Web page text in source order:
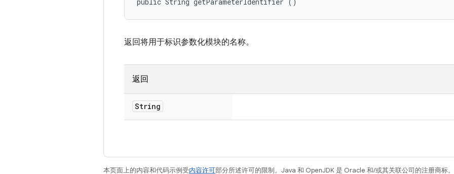
返回将用于标识参数化模块的名称。
返回
String
本页面上的内容和代码示例受内容许可部分所述许可的限制。Java 和 OpenJDK 是 Oracle 和/或其关联公司的注册商标。